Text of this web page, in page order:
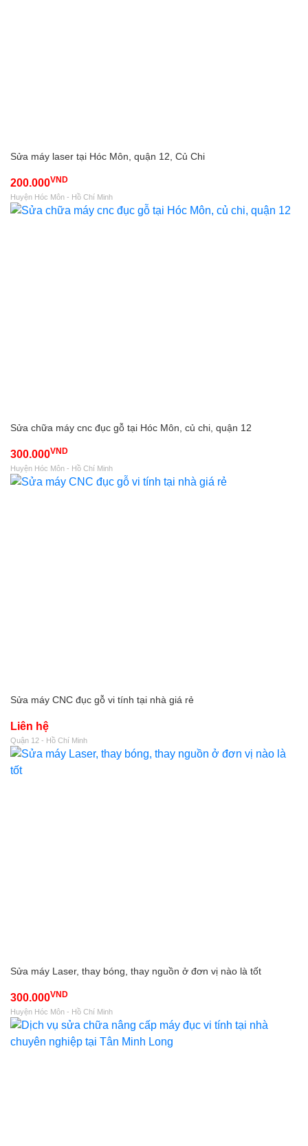
Sửa máy laser tại Hóc Môn, quận 12, Củ Chi
200.000VND
Huyện Hóc Môn - Hồ Chí Minh
Sửa chữa máy cnc đục gỗ tại Hóc Môn, củ chi, quận 12
300.000VND
Huyện Hóc Môn - Hồ Chí Minh
Sửa máy CNC đục gỗ vi tính tại nhà giá rẻ
Liên hệ
Quận 12 - Hồ Chí Minh
Sửa máy Laser, thay bóng, thay nguồn ở đơn vị nào là tốt
300.000VND
Huyện Hóc Môn - Hồ Chí Minh